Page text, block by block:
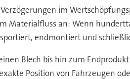
im
Materialfluss an: Wenn
endmontiert und
Blech bis hin zum
Position von Fahrzeugen